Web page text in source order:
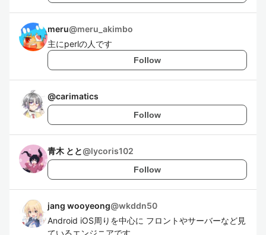
meru@meru_akimbo
主にperlの人です
Follow
@carimatics
Follow
青木 とと@lycoris102
Follow
jang wooyeong@wkddn50
Android iOS周りを中心に フロントやサーバーなど見
ているエンジニアです